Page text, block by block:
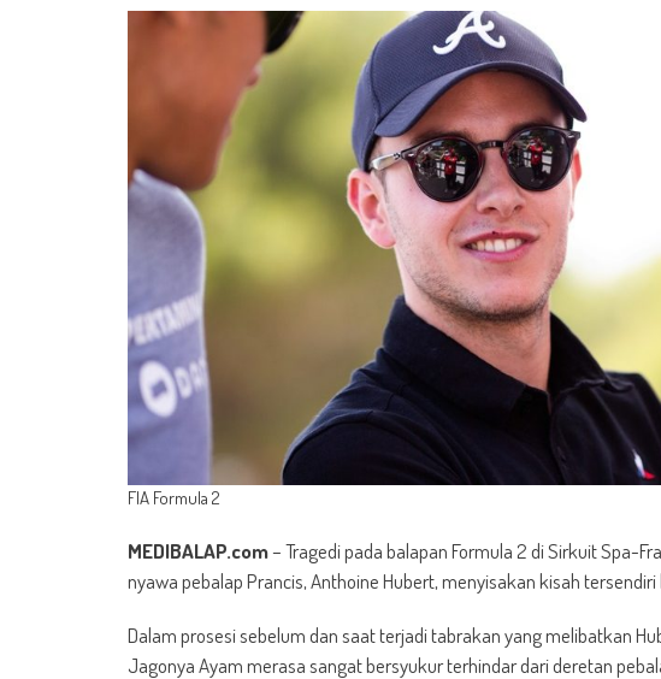
FIA Formula 2
MEDIBALAP.com– Tragedi pada balapan Formula 2 di Sirkuit Spa-
nyawa pebalap Prancis, Anthoine Hubert, menyisakan kisah tersendiri
Dalam prosesi sebelum dan saat terjadi tabrakan yang melibatkan
Jagonya Ayam merasa sangat bersyukur terhindar dari deretan